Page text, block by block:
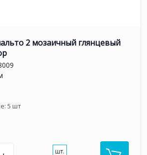
2 мозаичный глянцевый
5 шт
шт.